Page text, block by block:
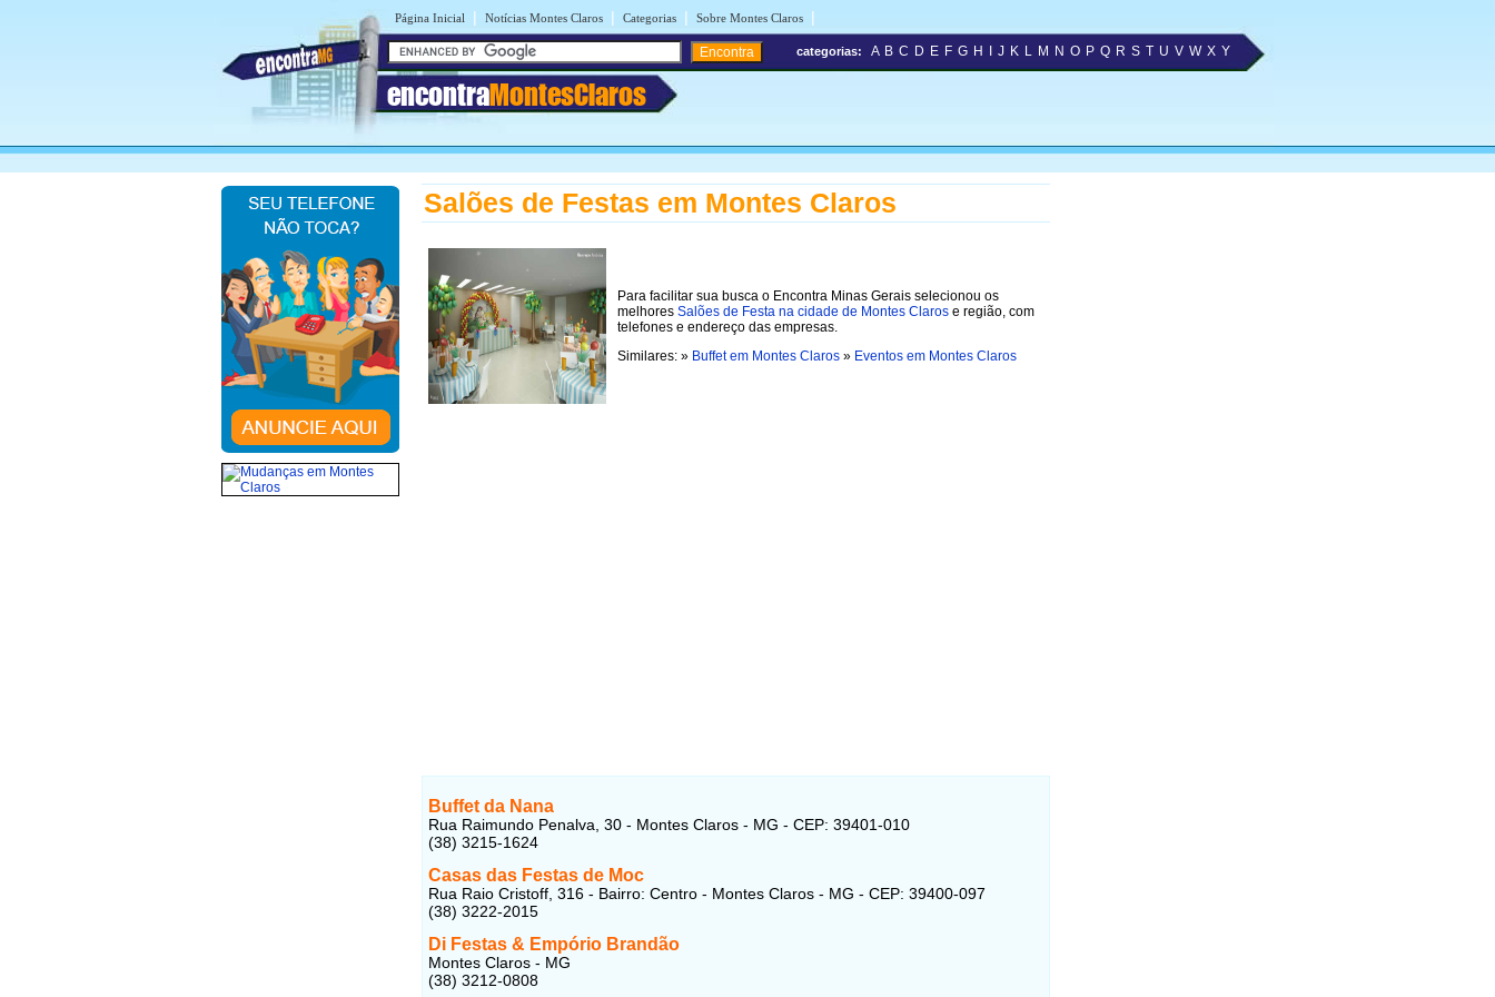
Página Inicial | Notícias Montes Claros | Categorias | Sobre Montes Claros |
encontraMontesClaros
categorias: A B C D E F G H J K L M N O P Q R S T U V W X Y
Salões de Festas em Montes Claros
Para facilitar sua busca o Encontra Minas Gerais selecionou os
melhores Salões de Festa na cidade de Montes Claros e região, com
telefones e endereço das empresas.
Similares: » Buffet em Montes Claros » Eventos em Montes Claros
Buffet da Nana
Rua Raimundo Penalva, 30 - Montes Claros - MG - CEP: 39401-010
(38) 3215-1624
Casas das Festas de Moc
Rua Raio Cristoff, 316 - Bairro: Centro - Montes Claros - MG - CEP: 39400-097
(38) 3222-2015
Di Festas & Empório Brandão
Montes Claros - MG
(38) 3212-0808